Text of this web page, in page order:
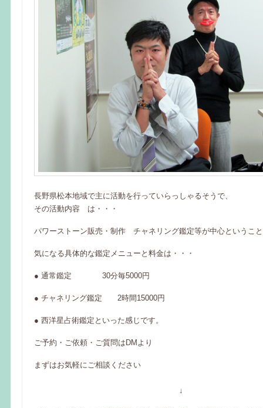
長野県松本地域で主に活動を行っていらっしゃるそうで、
その活動内容 は・・・
パワーストーン販売・制作 チャネリング鑑定等が中心というこ
気になる具体的な鑑定メニューと料金は・・・
● 通常鑑定 30分毎5000円
● チャネリング鑑定 2時間15000円
● 西洋星占術鑑定といった感じです。
ご予約・ご依頼・ご質問はDMより
まずはお気軽にご相談ください
↓